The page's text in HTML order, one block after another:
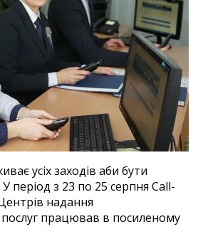
усіх заходів аби бути
У період з 23 по 25 серпня Сall-
надання
послуг працював в посиленому